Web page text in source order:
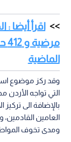
الماضية
التي تواجه الأردن
بالإضافة الى
العامين القادمين،
ومدى تخوف